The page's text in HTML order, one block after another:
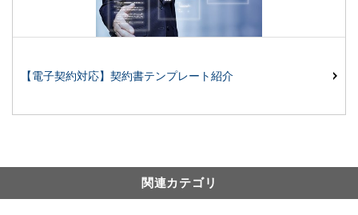
【電子契約対応】契約書テンプレート紹介
関連カテゴリ